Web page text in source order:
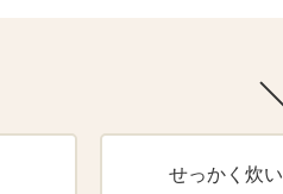
せっかく炊